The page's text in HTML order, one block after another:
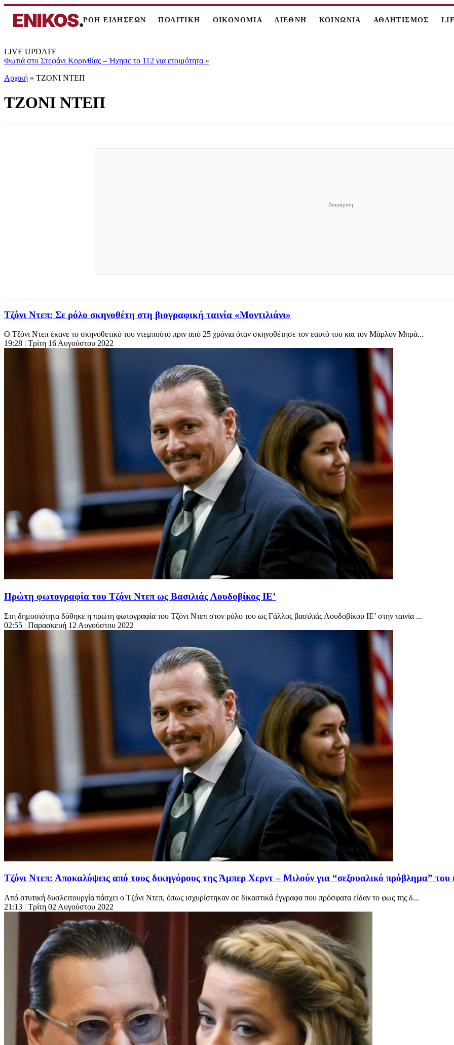
ENIKOS.ΡΟΗ ΕΙΔΗΣΕΩΝ ΠΟΛΙΤΙΚΗ ΟΙΚΟΝΟΜΙΑ ΔΙΕΘΝΗ ΚΟΙΝΩΝΙΑ ΑΘΛΗΤΙΣΜΟΣ
LIVE UPDATE
Φωτιά στο Στεφάνι Κορινθίας – Ήχησε το 112 για ετοιμότητα »
Αρχική » ΤΖΟΝΙ ΝΤΕΠ
ΤΖΟΝΙ ΝΤΕΠ
Τζόνι Ντεπ: Σε ρόλο σκηνοθέτη στη βιογραφική ταινία «Μοντιλιάνι»
Ο Τζόνι Ντεπ έκανε το σκηνοθετικό του ντεμπούτο πριν από 25 χρόνια όταν σκηνοθέτησε τον εαυτό του και τον Μάρλον Μπρά...
19:28 | Τρίτη 16 Αυγούστου 2022
Πρώτη φωτογραφία του Τζόνι Ντεπ ως Βασιλιάς Λουδοβίκος ΙΕ’
Στη δημοσιότητα δόθηκε η πρώτη φωτογραφία του Τζόνι Ντεπ στον ρόλο του ως Γάλλος βασιλιάς Λουδοβίκου ΙΕ’ στην ταινία ...
02:55 | Παρασκευή 12 Αυγούστου 2022
Τζόνι Ντεπ: Αποκαλύψεις από τους δικηγόρους της Άμπερ Χερντ – Μιλούν για “σεξουαλικό πρόβλημα” του
Από στυτική δυσλειτουργία πάσχει ο Τζόνι Ντεπ, όπως ισχυρίστηκαν σε δικαστικά έγγραφα που πρόσφατα είδαν το φως της δ...
21:13 | Τρίτη 02 Αυγούστου 2022